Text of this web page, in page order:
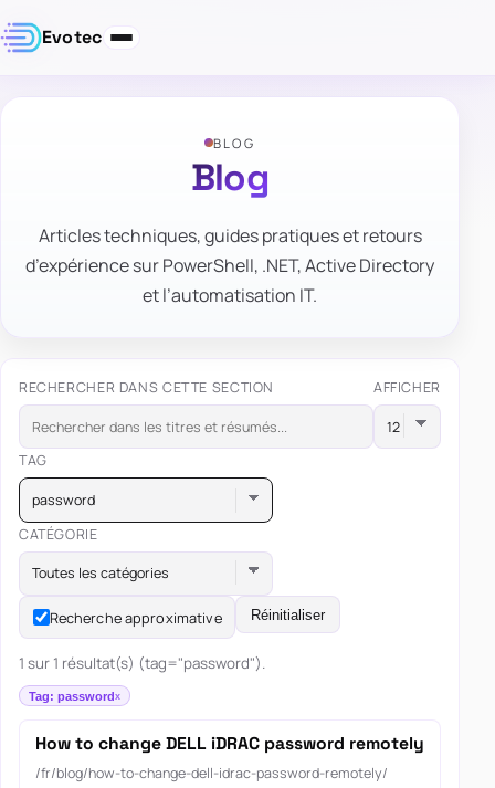
Evotec
BLOG
Blog
Articles techniques, guides pratiques et retours
d’expérience sur PowerShell, .NET, Active Directory
et l’automatisation IT.
RECHERCHER DANS CETTE SECTION AFFICHER
TAG
password
CATÉGORIE
Toutes les catégories
Recherche approximative Réinitialiser
1 sur 1 résultat(s) (tag="password").
Tag: password
How to change DELL iDRAC password remotely
/fr/blog/how-to-change-dell-idrac-password-remotely/